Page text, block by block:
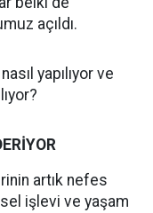
açıldı.
yapılıyor ve
artık nefes
işlevi ve yaşam